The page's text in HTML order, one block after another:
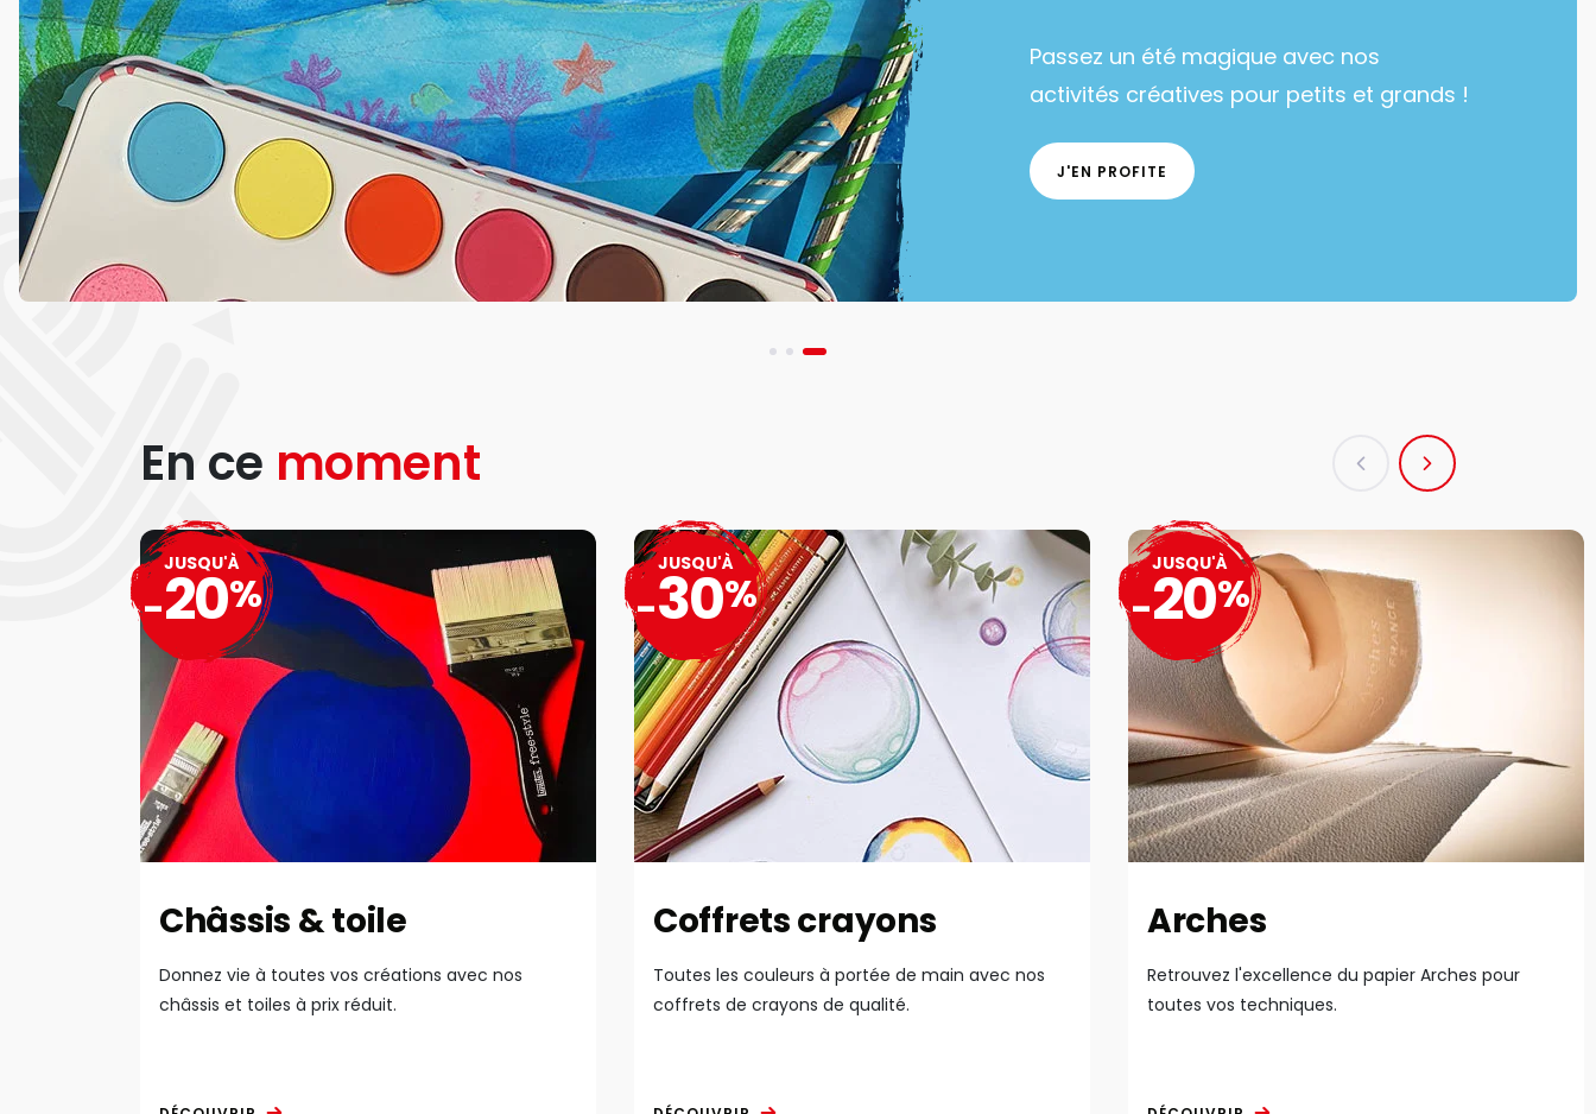
Passez un été magique avec nos
activités créatives pour petits et grands !
J'EN PROFITE
En ce moment
Châssis & toile
Donnez vie à toutes vos créations avec nos
châssis et toiles à prix réduit.
JUSQU'À
-20%
Coffrets crayons
Toutes les couleurs à portée de main avec nos
coffrets de crayons de qualité.
JUSQU'À
-30%
Arches
Retrouvez l'excellence du papier Arches pour
toutes vos techniques.
JUSQU'À
-20%